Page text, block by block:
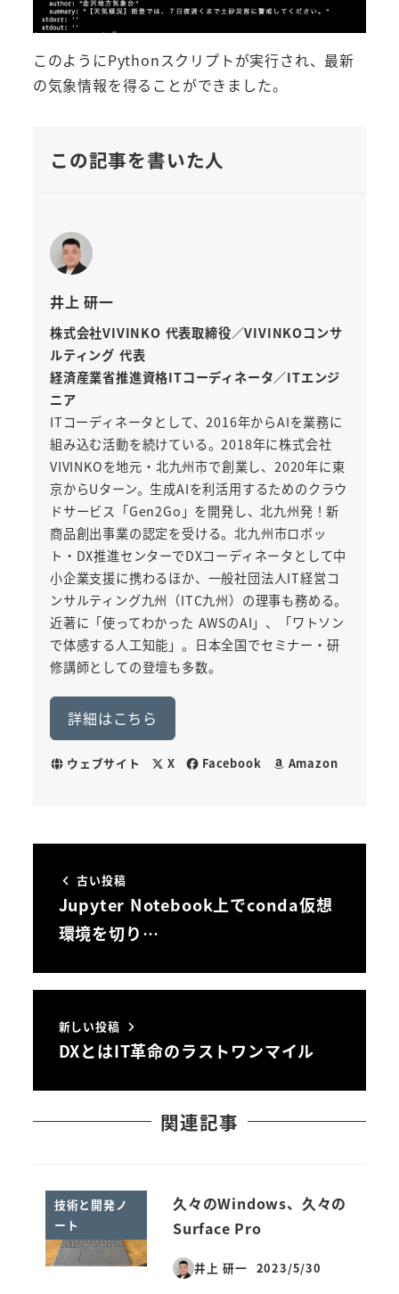
このようにPythonスクリプトが実行され、最新
の気象情報を得ることができました。
この記事を書いた人
井上 研一
株式会社VIVINKO 代表取締役／VIVINKOコンサ
ルティング 代表
経済産業省推進資格ITコーディネータ／ITエンジ
ニア
ITコーディネータとして、2016年からAIを業務に
組み込む活動を続けている。2018年に株式会社
VIVINKOを地元・北九州市で創業し、2020年に東
京からUターン。生成AIを利活用するためのクラウ
ドサービス「Gen2Go」を開発し、北九州発！新
商品創出事業の認定を受ける。北九州市ロボッ
ト・DX推進センターでDXコーディネータとして中
小企業支援に携わるほか、一般社団法人IT経営コ
ンサルティング九州（ITC九州）の理事も務める。
近著に「使ってわかった AWSのAI」、「ワトソン
で体感する人工知能」。日本全国でセミナー・研
修講師としての登壇も多数。
詳細はこちら
ウェブサイト X Facebook Amazon
古い投稿
Jupyter Notebook上でconda仮想
環境を切り…
新しい投稿
DXとはIT革命のラストワンマイル
関連記事
技術と開発ノ
ート
久々のWindows、久々の
Surface Pro
井上 研一
投稿日
2023/5/30